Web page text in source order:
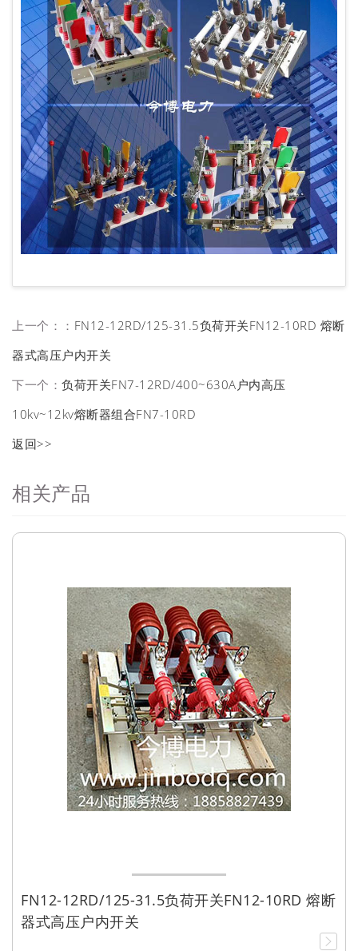
上一个：： FN12-12RD/125-31.5负荷开关FN12-10RD 熔断
器式高压户内开关
下一个： 负荷开关FN7-12RD/400~630A户内高压
10kv~12kv熔断器组合FN7-10RD
返回>>
相关产品
FN12-12RD/125-31.5负荷开关FN12-10RD 熔断
器式高压户内开关